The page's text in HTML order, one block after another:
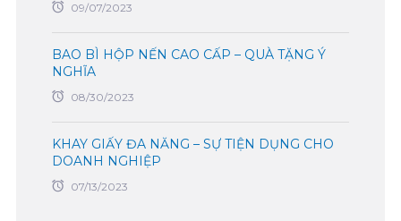
09/07/2023
BAO BÌ HỘP NẾN CAO CẤP – QUÀ TẶNG Ý
NGHĨA
08/30/2023
KHAY GIẤY ĐA NĂNG – SỰ TIỆN DỤNG CHO
DOANH NGHIỆP
07/13/2023